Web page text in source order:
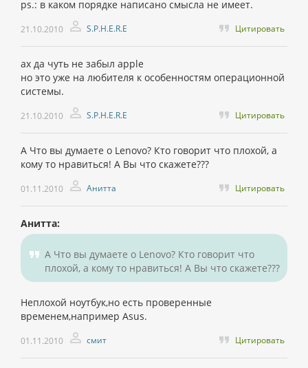
ps.: в каком порядке написано смысла не имеет.
21.10.2010 S.P.H.E.R.E Цитировать
ах да чуть не забыл apple
но это уже на любителя к особенностям операционной
системы.
21.10.2010 S.P.H.E.R.E Цитировать
А Что вы думаете о Lenovo? Кто говорит что плохой, а
кому то нравиться! А Вы что скажете???
01.11.2010 Анитта Цитировать
Анитта:
А Что вы думаете о Lenovo? Кто говорит что
плохой, а кому то нравиться! А Вы что скажете???
Неплохой ноутбук,но есть проверенные
временем,например Asus.
01.11.2010 смит Цитировать